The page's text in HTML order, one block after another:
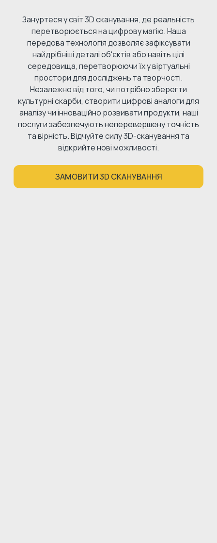
Зануртеся у світ 3D сканування, де реальність
перетворюється на цифрову магію. Наша
передова технологія дозволяє зафіксувати
найдрібніші деталі об'єктів або навіть цілі
середовища, перетворюючи їх у віртуальні
простори для досліджень та творчості.
Незалежно від того, чи потрібно зберегти
культурні скарби, створити цифрові аналоги для
аналізу чи інноваційно розвивати продукти, наші
послуги забезпечують неперевершену точність
та вірність. Відчуйте силу 3D-сканування та
відкрийте нові можливості.
ЗАМОВИТИ 3D СКАНУВАННЯ